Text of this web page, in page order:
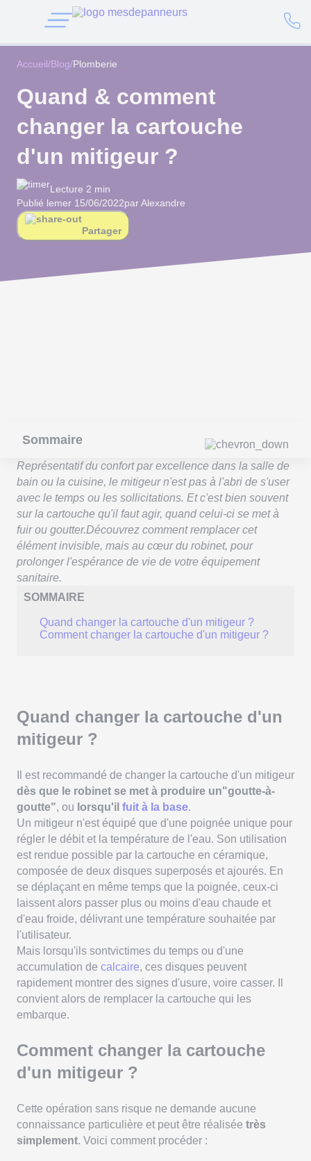
Accueil/Blog/Plomberie
Quand & comment
changer la cartouche
d'un mitigeur ?
Lecture 2 min
Publié lemer 15/06/2022par Alexandre
Partager
Sommaire
Représentatif du confort par excellence dans la salle de
bain ou la cuisine, le mitigeur n'est pas à l'abri de s'user
avec le temps ou les sollicitations. Et c'est bien souvent
sur la cartouche qu'il faut agir, quand celui-ci se met à
fuir ou goutter.Découvrez comment remplacer cet
élément invisible, mais au cœur du robinet, pour
prolonger l'espérance de vie de votre équipement
sanitaire.
SOMMAIRE
Quand changer la cartouche d'un mitigeur ?
Comment changer la cartouche d'un mitigeur ?
Quand changer la cartouche d'un
mitigeur ?
Il est recommandé de changer la cartouche d'un mitigeur
dès que le robinet se met à produire un"goutte-à-
goutte", ou lorsqu'il fuit à la base.
Un mitigeur n'est équipé que d'une poignée unique pour
régler le débit et la température de l'eau. Son utilisation
est rendue possible par la cartouche en céramique,
composée de deux disques superposés et ajourés. En
se déplaçant en même temps que la poignée, ceux-ci
laissent alors passer plus ou moins d'eau chaude et
d'eau froide, délivrant une température souhaitée par
l'utilisateur.
Mais lorsqu'ils sontvictimes du temps ou d'une
accumulation de calcaire, ces disques peuvent
rapidement montrer des signes d'usure, voire casser. Il
convient alors de remplacer la cartouche qui les
embarque.
Comment changer la cartouche
d'un mitigeur ?
Cette opération sans risque ne demande aucune
connaissance particulière et peut être réalisée très
simplement. Voici comment procéder :